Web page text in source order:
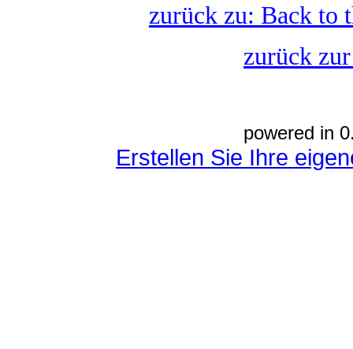
zurück zu: Back to
zurück
powered in
Erstellen Sie Ihre